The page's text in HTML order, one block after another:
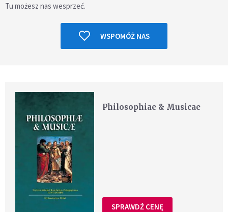
Tu możesz nas wesprzeć.
WSPOMÓŻ NAS
Philosophiae & Musicae
SPRAWDŹ CENĘ